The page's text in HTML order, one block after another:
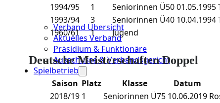
Verband Übersicht
Aktuelles Verband
Präsidium & Funktionäre
Ausschüsse & Verbandsgericht
Spielbetrieb
1994/95
1 Seniorinnen Ü5001.05.1995
1993/94
3 Seniorinnen Ü40 10.04.1994
1960/61
1 Jugend
Deutsche Meisterschaften Doppel
Saison Platz Klasse Datum
2018/19 1 Seniorinnen Ü75 10.06.2019